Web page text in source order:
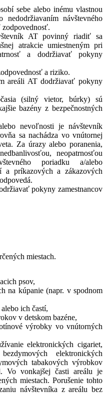
sebe alebo inému vlastnou
návštevného
zodpovednosť.
AT povinný riadiť sa
atrakcie umiestneným pri
a dodržiavať pokyny
a riziko.
areáli AT dodržiavať pokyny
(silný vietor, búrky) sú
bazény z bezpečnostných
nevoľnosti je návštevník
sa nachádza vo vnútornej
Za úrazy alebo poranenia,
neopatrnosťou
poriadku a/alebo
a príkazových a zákazových
pokyny zamestnancov
miestach.
psov,
na kúpanie (napr. v spodnom
ich častí,
v detskom bazéne,
výrobky vo vnútorných
elektronických cigariet,
elektronických
tabakových výrobkov
Vo vonkajšej časti areálu je
miestach. Porušenie tohto
návštevníka z areálu bez